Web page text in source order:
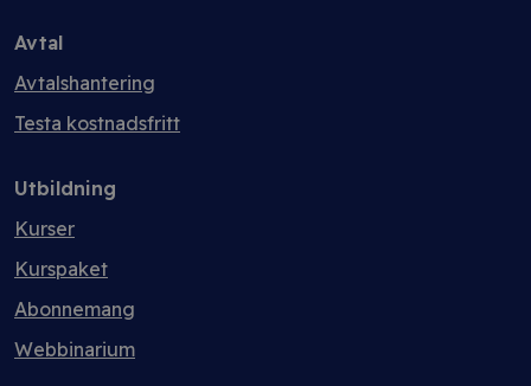
Avtal
Avtalshantering
Testa kostnadsfritt
Utbildning
Kurser
Kurspaket
Abonnemang
Webbinarium